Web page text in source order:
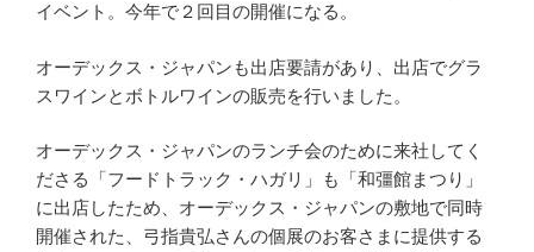
イベント。今年で２回目の開催になる。
オーデックス・ジャパンも出店要請があり、出店でグラ
スワインとボトルワインの販売を行いました。
オーデックス・ジャパンのランチ会のために来社してく
ださる「フードトラック・ハガリ」も「和彊館まつり」
に出店したため、オーデックス・ジャパンの敷地で同時
開催された、弓指貴弘さんの個展のお客さまに提供する